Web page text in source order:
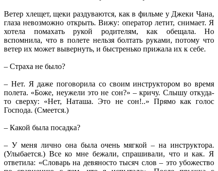
Ветер хлещет, щеки раздуваются, как в фильме у Джеки Чана,
глаза невозможно открыть. Вижу: оператор летит, снимает. Я
хотела помахать рукой родителям, как обещала. Но
вспомнила, что в полете нельзя болтать руками, потому что
ветер их может вывернуть, и быстренько прижала их к себе.
– Страха не было?
– Нет. Я даже поговорила со своим инструктором во время
полета. «Боже, неужели это не сон?» – кричу. Слышу откуда-
то сверху: «Нет, Наташа. Это не сон!..» Прямо как голос
Господа. (Смеется.)
– Какой была посадка?
– У меня лично она была очень мягкой – на инструктора.
(Улыбается.) Все ко мне бежали, спрашивали, что и как. Я
ответила: «Словарь на девяносто тысяч слов – это убожество